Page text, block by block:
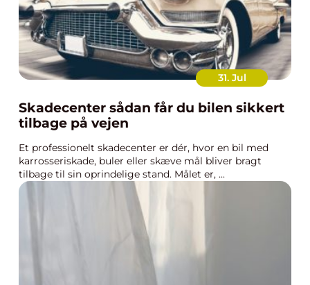
31. Jul
Skadecenter sådan får du bilen sikkert
tilbage på vejen
Et professionelt skadecenter er dér, hvor en bil med
karrosseriskade, buler eller skæve mål bliver bragt
tilbage til sin oprindelige stand. Målet er, ...